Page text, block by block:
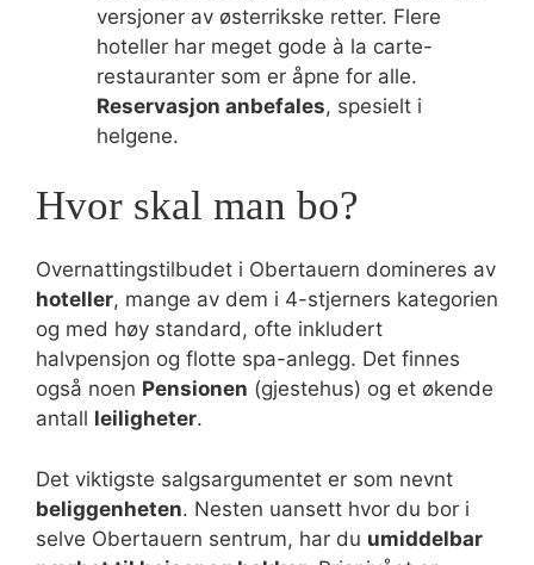
versjoner av østerrikske retter. Flere
hoteller har meget gode à la carte-
restauranter som er åpne for alle.
Reservasjon anbefales, spesielt i
helgene.
Hvor skal man bo?
Overnattingstilbudet i Obertauern domineres av
hoteller, mange av dem i 4-stjerners kategorien
og med høy standard, ofte inkludert
halvpensjon og flotte spa-anlegg. Det finnes
også noen Pensionen (gjestehus) og et økende
antall leiligheter.
Det viktigste salgsargumentet er som nevnt
beliggenheten. Nesten uansett hvor du bor i
selve Obertauern sentrum, har du umiddelbar